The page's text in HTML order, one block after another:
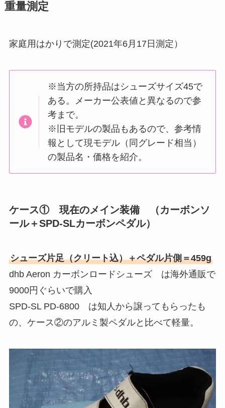
重量測定
家庭用はかりで測定(2021年6月17日測定）
※当方の所持品はシューズサイズ45で
ある。メーカー公表値と異なるので参
考まで。
※ 旧モデルの製品もあるので、参考情
報として現モデル（同グレード相当）
の製品名・価格を紹介。
ケース① 現在のメイン装備 （カーボンソ
ール＋SPD-SLカーボンペダル）
シューズ片足（クリート込）＋ペダル片側＝459g
dhb Aeron カーボンロードシューズ は海外通販で
9000円ぐらいで購入
SPD-SL PD-6800 は知人から譲ってもらったも
の、ケース②のアルミ製ペダルと比べて軽量。